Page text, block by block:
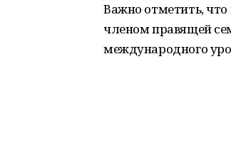
Важно отметить,
членом правящей
международного